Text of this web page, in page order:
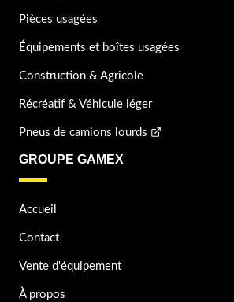
Pièces usagées
Équipements et boîtes usagées
Construction & Agricole
Récréatif & Véhicule léger
Pneus de camions lourds
GROUPE GAMEX
Accueil
Contact
Vente d'équipement
À propos